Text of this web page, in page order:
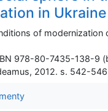
in Ukraine
of modernization
978-80-7435-138-9
2012. s. 542-